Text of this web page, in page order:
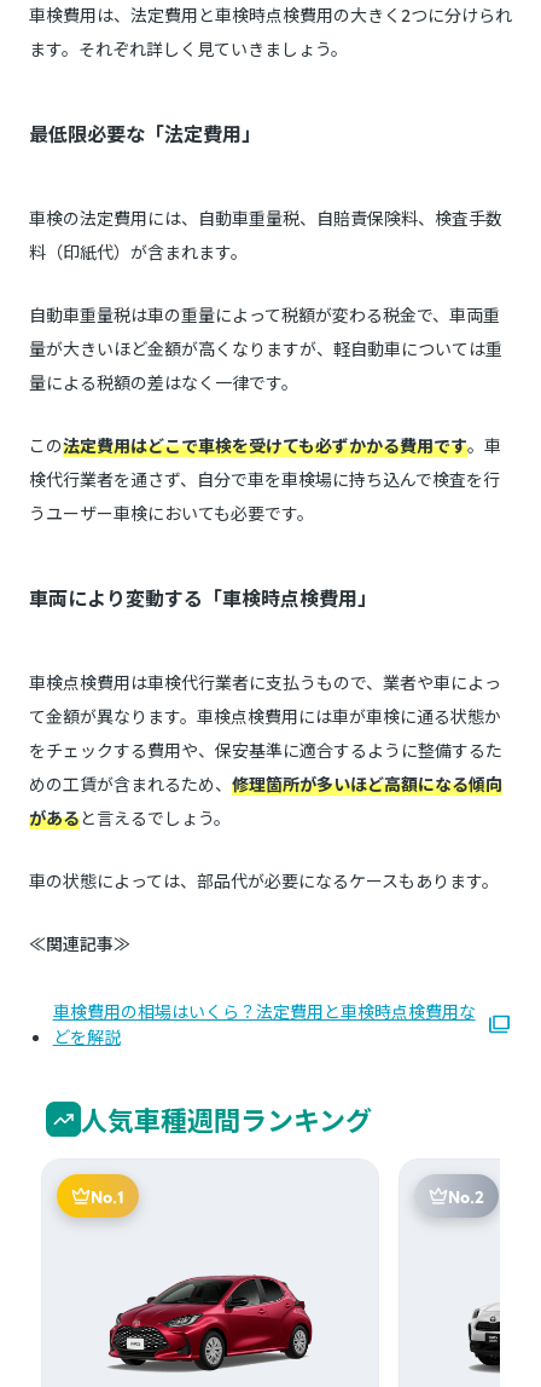
車検費用は、法定費用と車検時点検費用の大きく2つに分けられ
ます。それぞれ詳しく見ていきましょう。
最低限必要な「法定費用」
車検の法定費用には、自動車重量税、自賠責保険料、検査手数
料（印紙代）が含まれます。
自動車重量税は車の重量によって税額が変わる税金で、車両重
量が大きいほど金額が高くなりますが、軽自動車については重
量による税額の差はなく一律です。
この法定費用はどこで車検を受けても必ずかかる費用です。車
検代行業者を通さず、自分で車を車検場に持ち込んで検査を行
うユーザー車検においても必要です。
車両により変動する「車検時点検費用」
車検点検費用は車検代行業者に支払うもので、業者や車によっ
て金額が異なります。車検点検費用には車が車検に通る状態か
をチェックする費用や、保安基準に適合するように整備するた
めの工賃が含まれるため、 修理箇所が多いほど高額になる傾向
があると言えるでしょう。
車の状態によっては、部品代が必要になるケースもあります。
≪関連記事≫
車検費用の相場はいくら？法定費用と車検時点検費用な
どを解説